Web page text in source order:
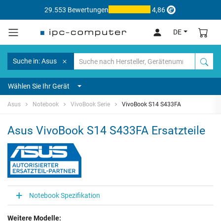
29.553 Bewertungen 4,86
DE
Suche in: Asus
Wählen Sie Ihr Gerät
Asus Notebook VivoBook Serie VivoBook S14 S433FA
Asus VivoBook S14 S433FA Ersatzteile
Notebook Spezifikation
Weitere Modelle: